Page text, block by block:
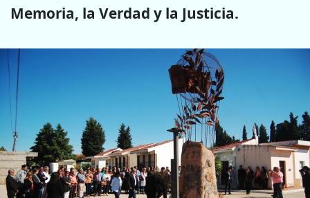
Memoria, la Verdad y la Justicia.